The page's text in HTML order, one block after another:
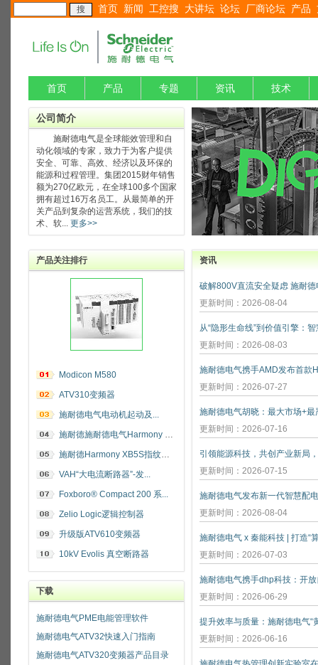
首页 新闻 工控搜 大讲坛 论坛 厂商论坛 产品
首页 产品 专题 资讯 技术
公司简介
施耐德电气是全球能效管理和自
动化领域的专家，致力于为客户提供
安全、可靠、高效、经济以及环保的
能源和过程管理。集团2015财年销售
额为270亿欧元，在全球100多个国家
拥有超过16万名员工。从最简单的开
关产品到复杂的运营系统，我们的技
术、软... 更多>>
产品关注排行
Modicon M580
ATV310变频器
施耐德电气电动机起动及...
施耐德施耐德电气Harmony 指纹开关
施耐德Harmony XB5S指纹识别开关
VAH“大电流断路器”-发...
Foxboro® Compact 200 系...
Zelio Logic逻辑控制器
升级版ATV610变频器
10kV Evolis 真空断路器
下载
施耐德电气PME电能管理软件
施耐德电气ATV32快速入门指南
施耐德电气ATV320变频器产品目录
资讯
更新时间：2026-08-04
更新时间：2026-08-03
施耐德电气携手AMD发布首款
更新时间：2026-07-27
更新时间：2026-07-16
更新时间：2026-07-15
施耐德电气发布新一代智慧配
更新时间：2026-08-04
施耐德电气 x 秦能科技 | 打造“
更新时间：2026-07-03
更新时间：2026-06-29
更新时间：2026-06-16